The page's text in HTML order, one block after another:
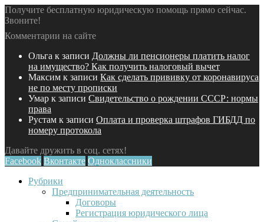
Получите бесплатную юридическую помощь прямо сейчас.
Звоните!
Комментарии на сайте
Ольга к записи Должны ли пенсионеры платить налог
на имущество? Как получить налоговый вычет
Максим к записи Как сделать прививку от коронавируса
не по месту прописки
Умар к записи Свидетельство о рождении СССР: нормы
права
Рустам к записи Оплата и проверка штрафов ГИБДД по
номеру протокола
Давайте дружить в соц. сетях!
Facebook Вконтакте Одноклассники
Рубрики
Предпринимательная деятельность
Договоры
Регистрация юридического лица